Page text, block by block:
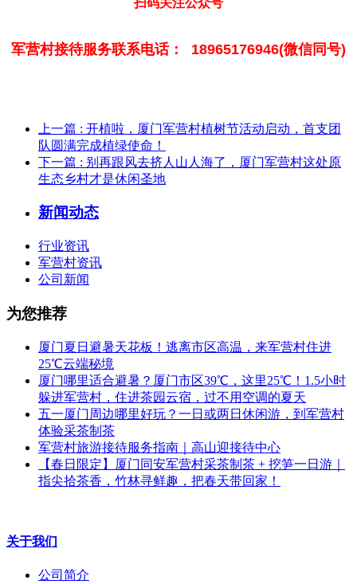
军营村接待服务联系电话： 18965176946(微信同号)
上一篇 : 开植啦，厦门军营村植树节活动启动，首支团
队圆满完成植绿使命！
下一篇 : 别再跟风去挤人山人海了，厦门军营村这处原
生态乡村才是休闲圣地
新闻动态
行业资讯
军营村资讯
公司新闻
为您推荐
厦门夏日避暑天花板！逃离市区高温，来军营村住进
25℃云端秘境
厦门哪里适合避暑？厦门市区39℃，这里25℃！1.5小时
躲进军营村，住进茶园云宿，过不用空调的夏天
五一厦门周边哪里好玩？一日或两日休闲游，到军营村
体验采茶制茶
军营村旅游接待服务指南｜高山迎接待中心
【春日限定】厦门同安军营村采茶制茶 + 挖笋一日游｜
指尖拾茶香，竹林寻鲜趣，把春天带回家！
关于我们
公司简介